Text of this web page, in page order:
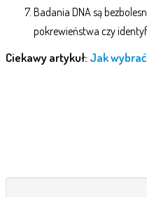
Badania DNA są
pokrewieństwa czy
Ciekawy artykuł: Jak